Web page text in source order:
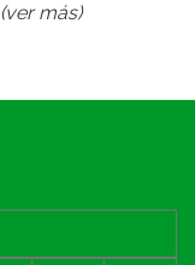
(ver más)